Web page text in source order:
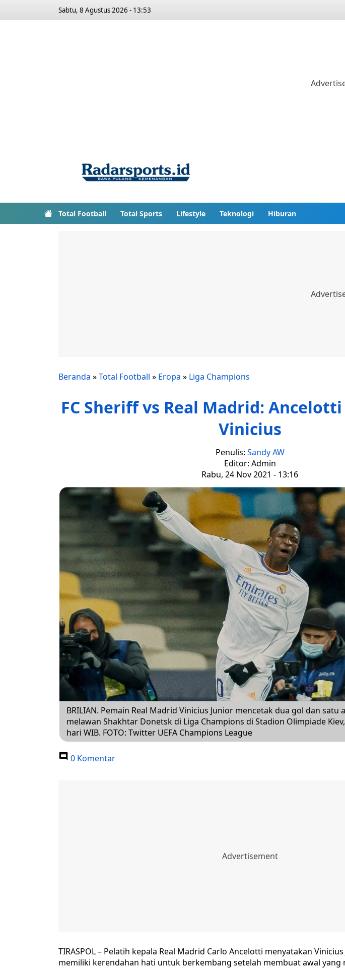
Sabtu, 8 Agustus 2026 - 13:53
Total Football Total Sports Lifestyle Teknologi Hiburan
Beranda »Total Football » Eropa » Liga Champions
FC Sheriff vs Real Madrid:
Vinicius
Penulis: Sandy AW
Editor: Admin
Rabu, 24 Nov 2021 - 13:16
BRILIAN. Pemain Real Madrid Vinicius Junior mencetak dua gol dan satu
melawan Shakhtar Donetsk di Liga Champions di Stadion Olimpiade
hari WIB. FOTO: Twitter UEFA Champions League
0 Komentar
TIRASPOL – Pelatih kepala Real Madrid Carlo Ancelotti menyatakan
memiliki kerendahan hati untuk berkembang setelah membuat awal yang